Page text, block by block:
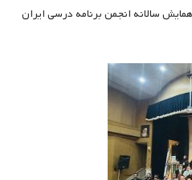
سالانه انجمن برنامه درسی ایران